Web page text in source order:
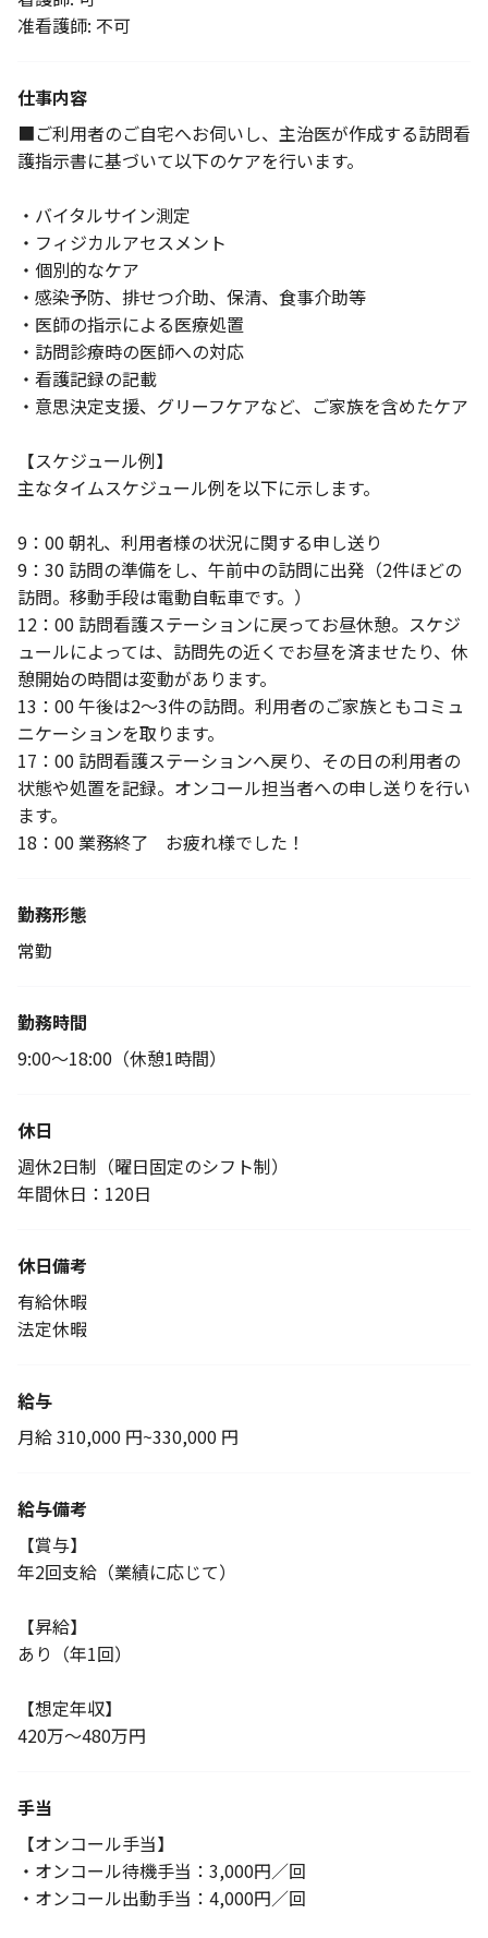
准看護師: 不可
仕事内容
■ご利用者のご自宅へお伺いし、主治医が作成する訪問看
護指示書に基づいて以下のケアを行います。
・バイタルサイン測定
・フィジカルアセスメント
・個別的なケア
・感染予防、排せつ介助、保清、食事介助等
・医師の指示による医療処置
・訪問診療時の医師への対応
・看護記録の記載
・意思決定支援、グリーフケアなど、ご家族を含めたケア
【スケジュール例】
主なタイムスケジュール例を以下に示します。
9：00 朝礼、利用者様の状況に関する申し送り
9：30 訪問の準備をし、午前中の訪問に出発（2件ほどの
訪問。移動手段は電動自転車です。）
12：00 訪問看護ステーションに戻ってお昼休憩。スケジ
ュールによっては、訪問先の近くでお昼を済ませたり、休
憩開始の時間は変動があります。
13：00 午後は2～3件の訪問。利用者のご家族ともコミュ
ニケーションを取ります。
17：00 訪問看護ステーションへ戻り、その日の利用者の
状態や処置を記録。オンコール担当者への申し送りを行い
ます。
18：00 業務終了 お疲れ様でした！
勤務形態
常勤
勤務時間
9:00〜18:00（休憩1時間）
休日
週休2日制（曜日固定のシフト制）
年間休日：120日
休日備考
有給休暇
法定休暇
給与
月給 310,000 円~330,000 円
給与備考
【賞与】
年2回支給（業績に応じて）
【昇給】
あり（年1回）
【想定年収】
420万～480万円
手当
【オンコール手当】
・オンコール待機手当：3,000円／回
・オンコール出動手当：4,000円／回